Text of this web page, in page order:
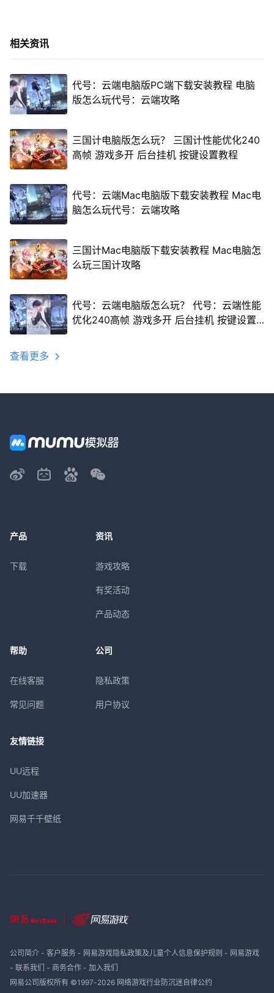
相关资讯
代号：云端电脑版PC端下载安装教程 电脑
版怎么玩代号：云端攻略
三国计电脑版怎么玩？ 三国计性能优化240
高帧 游戏多开 后台挂机 按键设置教程
代号：云端Mac电脑版下载安装教程 Mac电
脑怎么玩代号：云端攻略
三国计Mac电脑版下载安装教程 Mac电脑怎
么玩三国计攻略
代号：云端电脑版怎么玩？ 代号：云端性能
优化240高帧 游戏多开 后台挂机 按键设置
查看更多
产品
下载
资讯
游戏攻略
有奖活动
产品动态
帮助
在线客服
常见问题
公司
隐私政策
用户协议
友情链接
UU远程
UU加速器
网易千千壁纸
公司简介- 客户服务- 网易游戏隐私政策及儿童个人信息保护规则 - 网易游戏
- 联系我们 - 商务合作- 加入我们
网易公司版权所有 ©1997-2026 网络游戏行业防沉迷自律公约